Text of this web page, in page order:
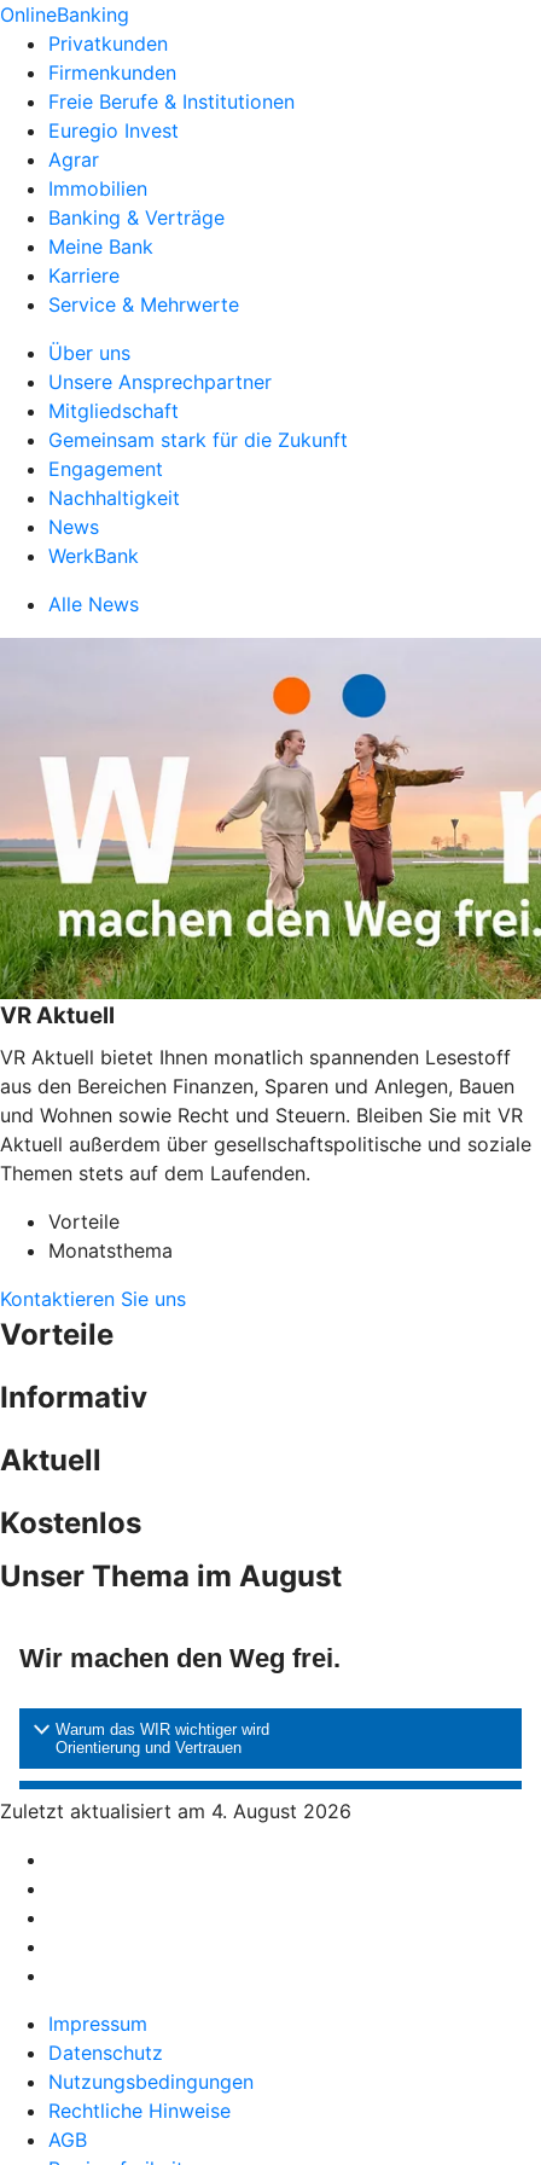
OnlineBanking
Privatkunden
Firmenkunden
Freie Berufe & Institutionen
Euregio Invest
Agrar
Immobilien
Banking & Verträge
Meine Bank
Karriere
Service & Mehrwerte
Über uns
Unsere Ansprechpartner
Mitgliedschaft
Gemeinsam stark für die Zukunft
Engagement
Nachhaltigkeit
News
WerkBank
Alle News
VR Aktuell
VR Aktuell bietet Ihnen monatlich spannenden Lesestoff
aus den Bereichen Finanzen, Sparen und Anlegen, Bauen
und Wohnen sowie Recht und Steuern. Bleiben Sie mit VR
Aktuell außerdem über gesellschaftspolitische und soziale
Themen stets auf dem Laufenden.
Vorteile
Monatsthema
Kontaktieren Sie uns
Vorteile
Informativ
Aktuell
Kostenlos
Unser Thema im August
Zuletzt aktualisiert am 4. August 2026
Impressum
Datenschutz
Nutzungsbedingungen
Rechtliche Hinweise
AGB